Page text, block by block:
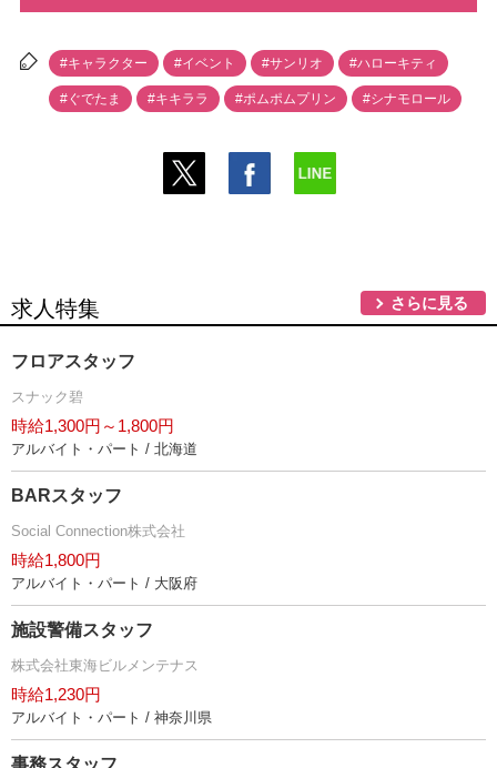
#キャラクター #イベント #サンリオ #ハローキティ
#ぐでたま #キキララ #ポムポムプリン #シナモロール
求人特集 さらに見る
フロアスタッフ
スナック碧
時給1,300円～1,800円
アルバイト・パート / 北海道
BARスタッフ
Social Connection株式会社
時給1,800円
アルバイト・パート / 大阪府
施設警備スタッフ
株式会社東海ビルメンテナス
時給1,230円
アルバイト・パート / 神奈川県
事務スタッフ